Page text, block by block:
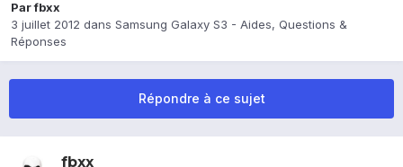
Parfbxx
3 juillet 2012 dans Samsung Galaxy S3 - Aides, Questions &
Réponses
Répondre à ce sujet
fbxx